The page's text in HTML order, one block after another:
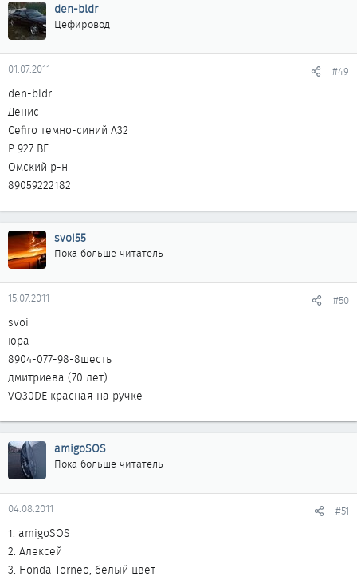
den-bldr
Цефировод
01.07.2011 #49
den-bldr
Денис
Cefiro темно-синий А32
Р 927 ВЕ
Омский р-н
89059222182
svoi55
Пока больше читатель
15.07.2011 #50
svoi
юра
8904-077-98-8шесть
дмитриева (70 лет)
VQ30DE красная на ручке
amigoSOS
Пока больше читатель
04.08.2011 #51
1. amigoSOS
2. Алексей
3. Honda Torneo, белый цвет